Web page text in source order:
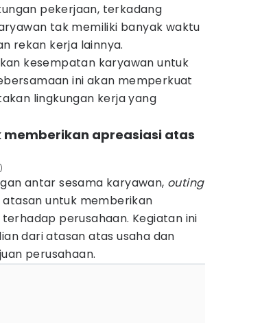
pekerjaan, terkadang
tak memiliki banyak waktu
rekan kerja lainnya.
kesempatan karyawan untuk
ini akan memperkuat
lingkungan kerja yang
apreasiasi atas
antar sesama karyawan, outing
untuk memberikan
perusahaan. Kegiatan ini
dari atasan atas usaha dan
perusahaan.